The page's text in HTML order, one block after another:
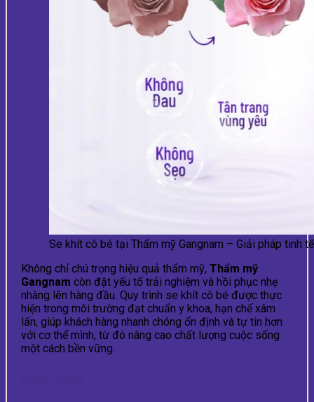
Se khít cô bé tại Thẩm mỹ Gangnam – Giải pháp tinh
Không chỉ chú trọng hiệu quả thẩm mỹ, Thẩm mỹ
Gangnam còn đặt yếu tố trải nghiệm và hồi phục nhẹ
nhàng lên hàng đầu. Quy trình se khít cô bé được thực
hiện trong môi trường đạt chuẩn y khoa, hạn chế xâm
lấn, giúp khách hàng nhanh chóng ổn định và tự tin hơn
với cơ thể mình, từ đó nâng cao chất lượng cuộc sống
một cách bền vững.